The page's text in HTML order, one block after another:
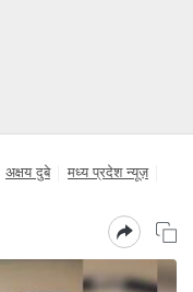
अक्षय दुबे
मध्य प्रदेश न्यूज़